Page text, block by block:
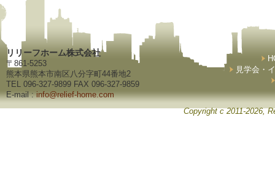
リリーフホーム株式会社
〒861-5253
熊本県熊本市南区八分字町44番地2
TEL 096-327-9899 FAX 096-327-9859
E-mail :info@relief-home.com
見学会・
Copyright c 2011-2026,